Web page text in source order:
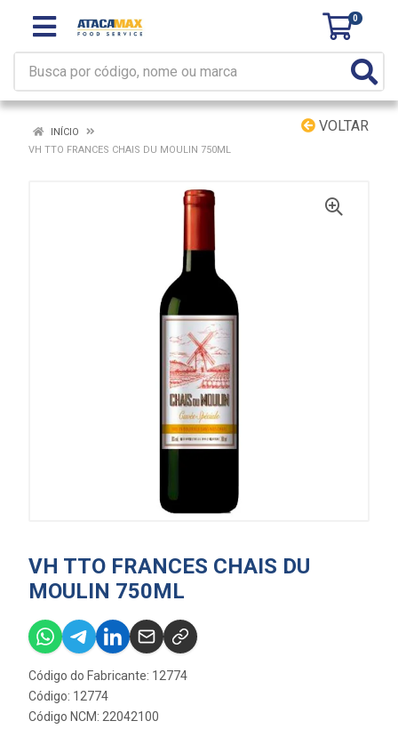
0
VOLTAR
INÍCIO
VH TTO FRANCES CHAIS DU MOULIN 750ML
VH TTO FRANCES CHAIS DU
MOULIN 750ML
Código do Fabricante: 12774
Código: 12774
Código NCM: 22042100